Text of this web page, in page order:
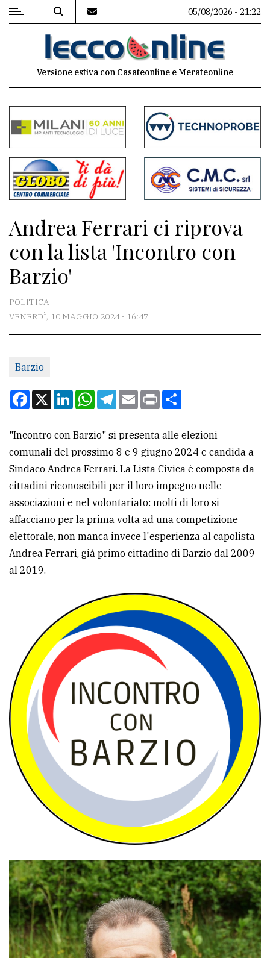
MENU
commenti
Contenuti
del
sito
Meteo
CONTATTI
La
redazione
Per
tua
CERCA
Cerca
per
comune
Ricerca
avanzata
TESTATE
PRIVACY
Privacy
policy
Cookie
policy
05/08/2026 - 21:22
Versione estiva con Casateonline e Merateonline
Andrea Ferrari ci riprova
con la lista 'Incontro con
Barzio'
POLITICA
VENERDÌ, 10 MAGGIO 2024 - 16:47
Barzio
Facebook
X LinkedInWhatsApp
Telegram
EmailPrint
"Incontro con Barzio" si presenta alle elezioni
comunali del prossimo 8 e 9 giugno 2024 e candida a
Sindaco Andrea Ferrari. La Lista Civica è composta da
cittadini riconoscibili per il loro impegno nelle
associazioni e nel volontariato: molti di loro si
affacciano per la prima volta ad una competizione
elettorale, non manca invece l'esperienza al capolista
Andrea Ferrari, già primo cittadino di Barzio dal 2009
al 2019.